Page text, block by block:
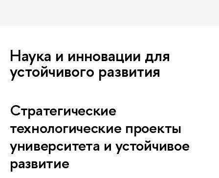
Наука и инновации для
устойчивого развития
Стратегические
технологические проекты
университета и устойчивое
развитие